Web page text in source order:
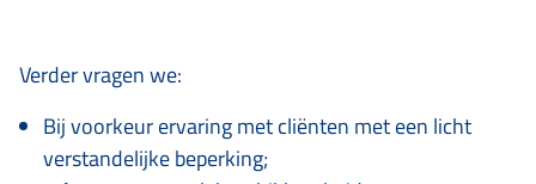
Verder vragen we:
Bij voorkeur ervaring met cliënten met een licht
verstandelijke beperking;